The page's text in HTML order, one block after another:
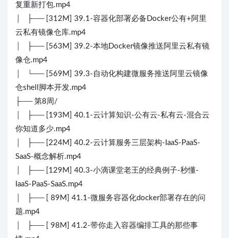
复重新打包.mp4
│ ├── [312M] 39.1-容器化部署必备Docker公有+阿里
云私有镜像仓库.mp4
│ ├── [563M] 39.2-本地Docker镜像推送阿里云私有镜
像仓.mp4
│ └── [569M] 39.3-自动化构建微服务推送阿里云镜像
仓shell脚本开发.mp4
├── 第8周/
│ ├── [193M] 40.1-云计算知识-公有云-私有云-混合云
你知道多少.mp4
│ ├── [224M] 40.2-云计算服务三层架构-IaaS-PaaS-
SaaS-概念解析.mp4
│ ├── [129M] 40.3-小滴课堂老王的经典例子-秒懂-
IaaS-PaaS-SaaS.mp4
│ ├── [ 89M] 41.1-微服务容器化docker部署存在的问
题.mp4
│ ├── [ 98M] 41.2-带你走入容器编排工具的那些事